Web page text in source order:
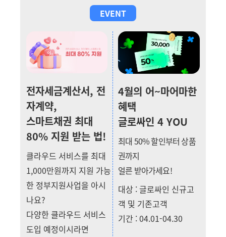
EVENT
전자세금계산서, 전
자계약,
스마트채권 최대
80% 지원 받는 법!
클라우드 서비스를 최대
1,000만원까지 지원 가능
한 정부지원사업을 아시
나요?
다양한 클라우드 서비스
도입 예정이시라면
4월의 어~마어마한
혜택
글로싸인 4 YOU
최대 50% 할인부터 상품
권까지
얼른 받아가세요!
대상 : 글로싸인 신규고
객 및 기존고객
기간 : 04.01-04.30